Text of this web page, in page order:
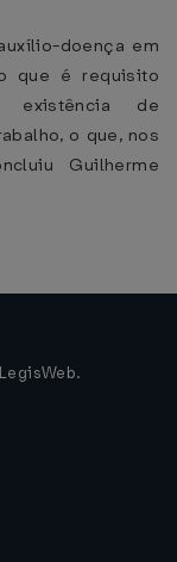
doença em
que é requisito
existência de
o que, nos
Guilherme